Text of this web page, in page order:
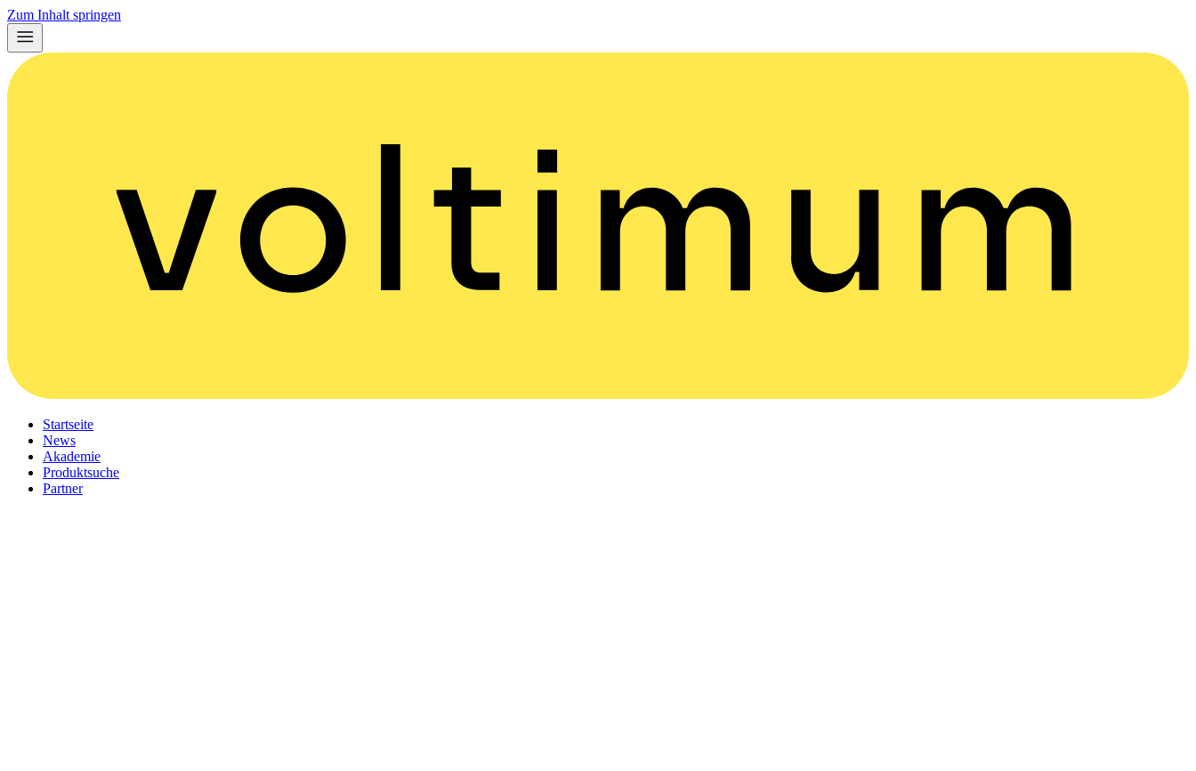
Zum Inhalt springen
Startseite
News
Akademie
Produktsuche
Partner